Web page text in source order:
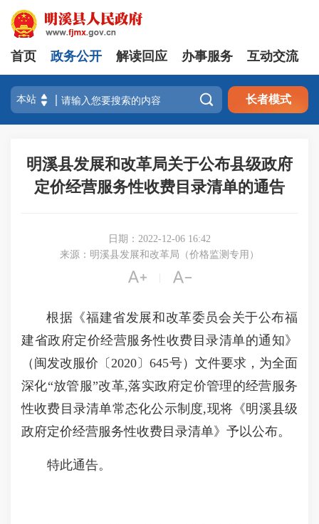
首页 政务公开 解读回应 办事服务 互动交流
 长者模式
明溪县发展和改革局关于公布县级政府
定价经营服务性收费目录清单的通告
日期：2022-12-06 16:42
来源：明溪县发展和改革局（价格监测专用）
 
根据《福建省发展和改革委员会关于公布福
建省政府定价经营服务性收费目录清单的通知》
（闽发改服价〔2020〕645号）文件要求，为全面
深化“放管服”改革,落实政府定价管理的经营服务
性收费目录清单常态化公示制度,现将《明溪县级
政府定价经营服务性收费目录清单》予以公布。
特此通告。